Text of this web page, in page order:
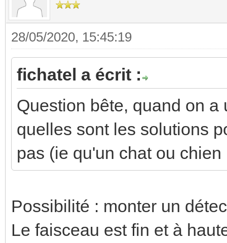
28/05/2020, 15:45:19
fichatel a écrit :
Question bête, quand on
quelles sont les solutions
pas (ie qu'un chat ou
Possibilité : monter un
Le faisceau est fin et à